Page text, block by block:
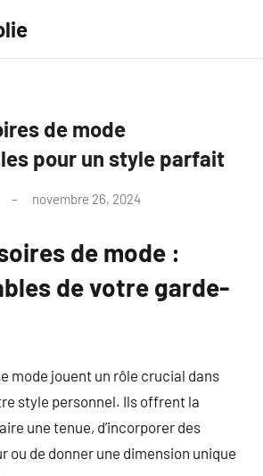
de mode
pour un style parfait
novembre 26, 2024
de mode :
de votre garde-
mode jouent un rôle crucial dans
style personnel. Ils offrent la
une tenue, d’incorporer des
ou de donner une dimension unique